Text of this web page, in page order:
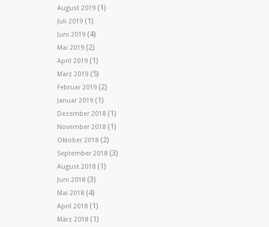
August 2019 (1)
Juli 2019 (1)
Juni 2019 (4)
Mai 2019 (2)
April 2019 (1)
März 2019 (5)
Februar 2019 (2)
Januar 2019 (1)
Dezember 2018 (1)
November 2018 (1)
Oktober 2018 (2)
September 2018 (3)
August 2018 (1)
Juni 2018 (3)
Mai 2018 (4)
April 2018 (1)
März 2018 (1)